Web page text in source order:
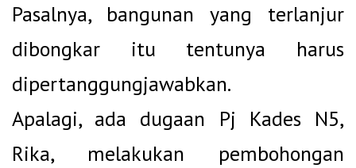
Pasalnya, bangunan yang terlanjur
dibongkar itu tentunya harus
dipertanggungjawabkan.
Apalagi, ada dugaan Pj Kades N5,
Rika, melakukan pembohongan